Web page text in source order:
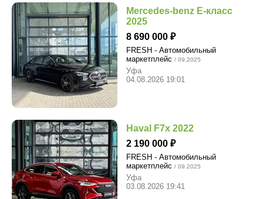
Mercedes-benz E-класс
2025
8 690 000
FRESH - Автомобильный
маркетплейс / 09.2025
Уфа
04.08.2026 19:01
Haval F7x 2022
2 190 000
FRESH - Автомобильный
маркетплейс / 09.2025
Уфа
03.08.2026 19:41